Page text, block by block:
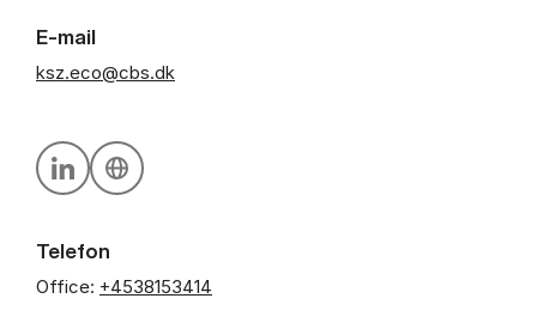
E-mail
ksz.eco@cbs.dk
Personal linkedin profile
Personal website
Telefon
Office: +4538153414